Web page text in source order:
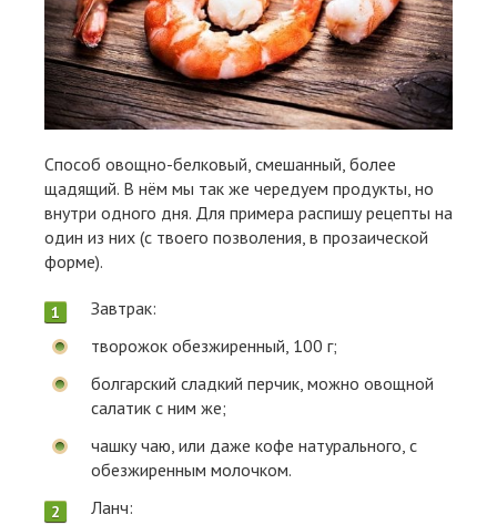
Способ овощно-белковый, смешанный, более
щадящий. В нём мы так же чередуем продукты, но
внутри одного дня. Для примера распишу рецепты на
один из них (с твоего позволения, в прозаической
форме).
Завтрак:
творожок обезжиренный, 100 г;
болгарский сладкий перчик, можно овощной
салатик с ним же;
чашку чаю, или даже кофе натурального, с
обезжиренным молочком.
Ланч: